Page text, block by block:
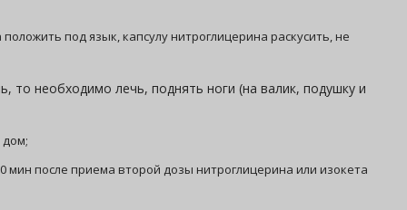
под язык, капсулу нитроглицерина раскусить, не
то необходимо лечь, поднять ноги (на валик, подушку и
дом;
после приема второй дозы нитроглицерина или изокета